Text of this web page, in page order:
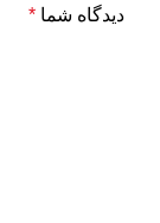
دیدگاه شما *